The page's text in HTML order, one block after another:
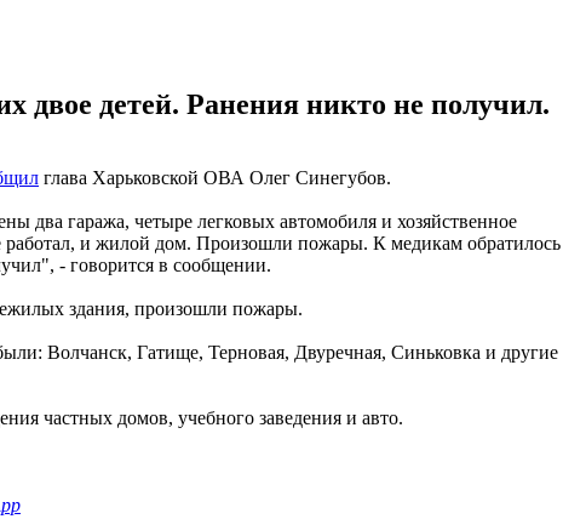
двое детей. Ранения никто не получил.
глава Харьковской ОВА Олег Синегубов.
два гаража, четыре легковых автомобиля и хозяйственное
и жилой дом. Произошли пожары. К медикам обратилось
- говорится в сообщении.
здания, произошли пожары.
Волчанск, Гатище, Терновая, Двуречная, Синьковка и другие
частных домов, учебного заведения и авто.